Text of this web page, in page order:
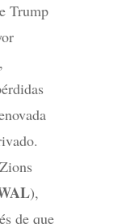
Trump
),
de que